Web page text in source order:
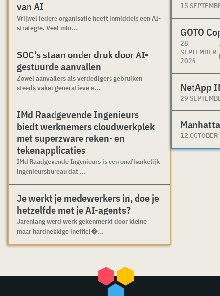
van AI
Vrijwel iedere organisatie heeft inmiddels een AI-
strategie. Veel min...
SOC’s staan onder druk door AI-
gestuurde aanvallen
Zowel aanvallers als verdedigers gebruiken
steeds vaker generatieve e...
IMd Raadgevende Ingenieurs
biedt werknemers cloudwerkplek
met superzware reken- en
tekenapplicaties
IMd Raadgevende Ingenieurs is een onafhankelijk
ingenieursbureau dat ...
Je werkt je medewerkers in, doe je
hetzelfde met je AI-agents?
Jarenlang werd werk gekenmerkt door kleine
maar hardnekkige ineffici�...
15
GOTO
28
SEPTEMBER
2026
NetApp
29
12